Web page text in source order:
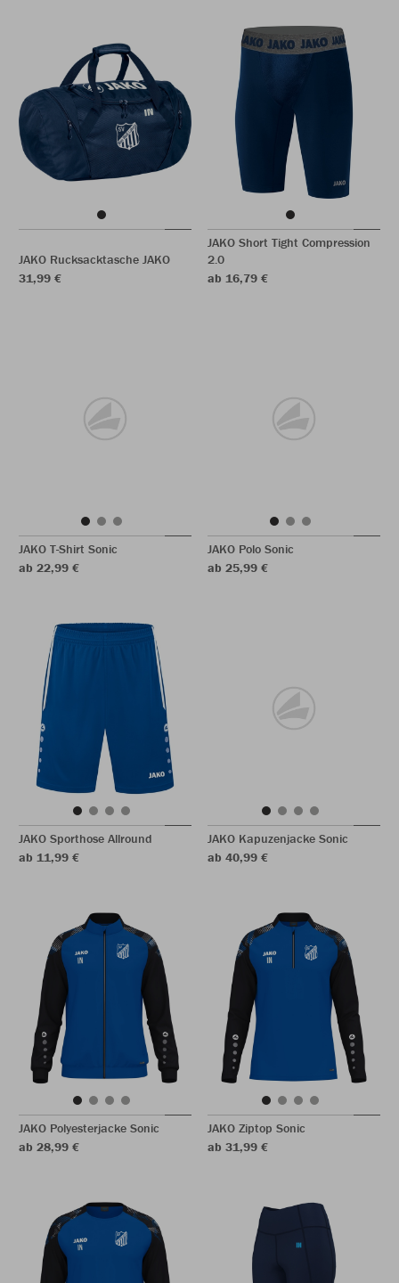
JAKO Rucksacktasche JAKO
31,99 €
JAKO Short Tight Compression
2.0
ab 16,79 €
JAKO T-Shirt Sonic
ab 22,99 €
JAKO Polo Sonic
ab 25,99 €
JAKO Sporthose Allround
ab 11,99 €
JAKO Kapuzenjacke Sonic
ab 40,99 €
JAKO Polyesterjacke Sonic
ab 28,99 €
JAKO Ziptop Sonic
ab 31,99 €